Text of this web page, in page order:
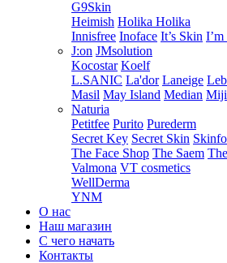
G9Skin
Heimish Holika Holika
Innisfree Inoface It’s Skin
J:on JMsolution
Kocostar Koelf
L.SANIC La'dor Laneige
Masil May Island Median
Naturia
Petitfee Purito Purederm
Secret Key Secret Skin
The Face Shop The Saem
Valmona VT cosmetics
WellDerma
YNM
О нас
Наш магазин
С чего начать
Контакты